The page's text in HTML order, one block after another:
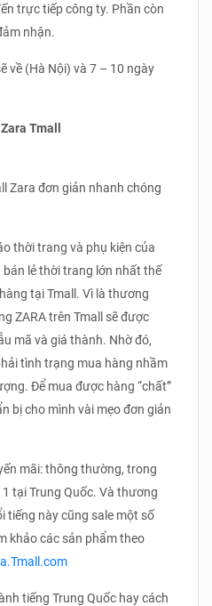
trực tiếp công ty. Phần còn
nhận.
về (Hà Nội) và 7 – 10 ngày
Tmall
thời trang và phụ kiện của
bán lẻ thời trang lớn nhất thế
tại Tmall. Vì là thương
ZARA trên Tmall sẽ được
mã và giá thành. Nhờ đó,
tình trạng mua hàng nhầm
Để mua được hàng “chất”
bị cho mình vài mẹo đơn giản
mãi: thông thường, trong
tại Trung Quốc. Và thương
tiếng này cũng sale một số
khảo các sản phẩm theo
tiếng Trung Quốc hay cách